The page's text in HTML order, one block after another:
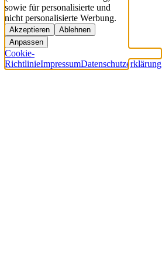
sowie für personalisierte und
nicht personalisierte Werbung.
Akzeptieren
Ablehnen
Anpassen
Cookie-
RichtlinieImpressumDatenschutzerklärung